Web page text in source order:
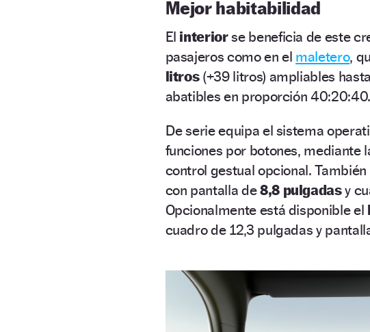
Mejor habitabilidad
El interiorse beneficia de este
pasajeros como en el maletero,
litros(+39 litros) ampliables
abatibles en proporción 40:20:40.
De serie equipa el sistema
funciones por botones, mediante
control gestual opcional. También
con pantalla de8,8 pulgadasy
Opcionalmente está disponible el
cuadro de 12,3 pulgadas y